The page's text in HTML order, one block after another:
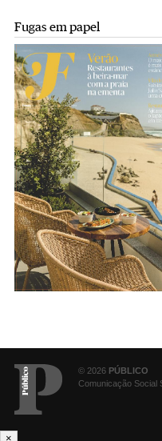
Fugas em papel
© 2026 PÚBLICO
Comunicação Social
×